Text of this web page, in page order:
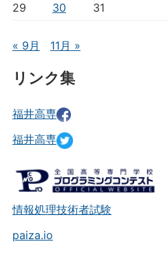
29
30 31
« 9月 11月 »
リンク集
福井高専
福井高専
情報処理技術者試験
paiza.io